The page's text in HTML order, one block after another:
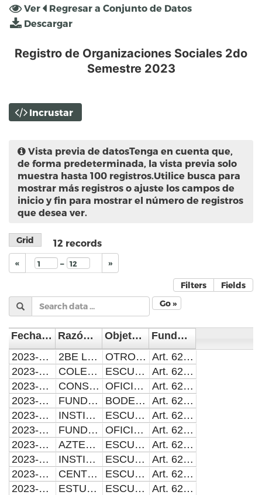
Solapas principales
Ver (solapa
activa)
Regresar a Conjunto de Datos
Descargar
Registro de Organizaciones Sociales 2do
Semestre 2023
Incrustar
Vista previa de datosTenga en cuenta que,
de forma predeterminada, la vista previa solo
muestra hasta 100 registros.Utilice busca para
mostrar más registros o ajuste los campos de
inicio y fin para mostrar el número de registros
que desea ver.
Grid 12 records
« – »
Filters
Fields
Go »
Fecha de apertura Razón social Objeto social
Fundamento jurídico para su constitución
2023-08-08
2BE LANGUAJES JR AC OTROS SERVICIOS EDUCATIVOS
Art. 627 b) del COREMUN
2023-08-10
COLEGIO DIRIGENTES DE MEXICO AC ESCUELA DE EDUCACIÓN BÁSICA
Art. 627 b) del COREMUN
2023-10-05
CONSEJO AGROPECUARIO POBLANO AC OFICINAS ADMINISTRATIVAS
Art. 627 a) del COREMUN
2023-10-11
FUNDACION JUCONI MEXICO AC BODEGA SIN INGRESOS
Art. 627 b) del COREMUN
2023-10-31
INSTITUTO PALENQUE, AC ESCUELA DE EDUCACIÓN BÁSICA
Art. 627 b) del COREMUN
2023-11-22
FUNDACION JUCONI MEXICO AC OFICINAS ADMINISTRATIVAS
Art. 627 b) del COREMUN
2023-11-29
AZTECA EDUCATIVO Y DE FORMACION EMPRESARIAL AC ESCUELA DE EDUCACIÓN SUPERIOR
Art. 627 b) del COREMUN
2023-12-07
INSTITUTO NORTEAMERICANO WEAVERS AC ESCUELA DE EDUCACIÓN BÁSICA
Art. 627 b) del COREMUN
2023-12-15
CENTRO ESCOLAR DIESEL Y GASOLINA AC ESCUELA DE EDUCACIÓN MEDIA Y SUPERIOR
Art. 627 b) del COREMUN
2023-12-20
ESTUDIOS DE POSTGRADO DE EXCELENCIA AC ESCUELA DE EDUCACIÓN SUPERIOR
Art. 627 b) del COREMUN